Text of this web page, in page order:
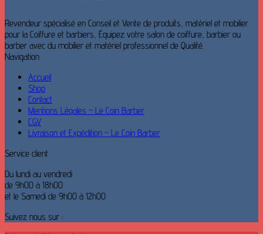
Revendeur spécialisé en Conseil et Vente de produits, matériel et mobilier
pour la Coiffure et barbiers, Équipez votre salon de coiffure, barbier ou
barber avec du mobilier et matériel professionnel de Qualité.
Navigation
Accueil
Shop
Contact
Mentions Légales – Le Coin Barber
CGV
Livraison et Expédition – Le Coin Barber
Service client
Du lundi au vendredi
de 9h00 à 18h00
et le Samedi de 9h00 à 12h00
Suivez nous sur :